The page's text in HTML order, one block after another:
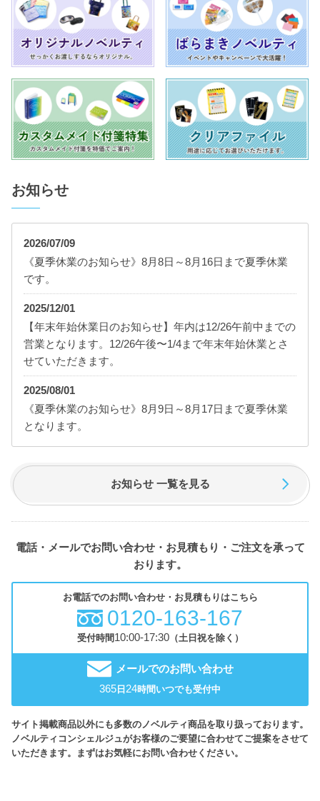
お知らせ
2026/07/09
《夏季休業のお知らせ》8月8日～8月16日まで夏季休業
です。
2025/12/01
【年末年始休業日のお知らせ】年内は12/26午前中までの
営業となります。12/26午後〜1/4まで年末年始休業とさ
せていただきます。
2025/08/01
《夏季休業のお知らせ》8月9日～8月17日まで夏季休業
となります。
お知らせ 一覧を見る
電話・メールでお問い合わせ・お見積もり・ご注文を承って
おります。
お電話でのお問い合わせ・お見積もりはこちら
0120-163-167
受付時間10:00-17:30（土日祝を除く）
メールでのお問い合わせ
365日24時間いつでも受付中
サイト掲載商品以外にも多数のノベルティ商品を取り扱っております。
ノベルティコンシェルジュがお客様のご要望に合わせてご提案をさせて
いただきます。まずはお気軽にお問い合わせください。